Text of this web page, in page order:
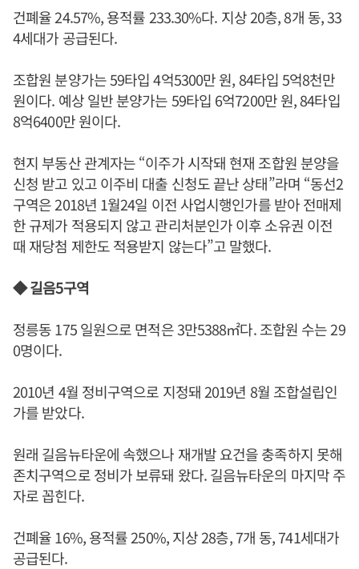
건폐율 24.57%, 용적률 233.30%다. 지상 20층, 8개 동, 33
4세대가 공급된다.
조합원 분양가는 59타입 4억5300만 원, 84타입 5억8천만
원이다. 예상 일반 분양가는 59타입 6억7200만 원, 84타입
8억6400만 원이다.
현지 부동산 관계자는 “이주가 시작돼 현재 조합원 분양을
신청 받고 있고 이주비 대출 신청도 끝난 상태”라며 “동선2
구역은 2018년 1월24일 이전 사업시행인가를 받아 전매제
한 규제가 적용되지 않고 관리처분인가 이후 소유권 이전
때 재당첨 제한도 적용받지 않는다”고 말했다.
◆ 길음5구역
정릉동 175 일원으로 면적은 3만5388㎡다. 조합원 수는 29
0명이다.
2010년 4월 정비구역으로 지정돼 2019년 8월 조합설립인
가를 받았다.
원래 길음뉴타운에 속했으나 재개발 요건을 충족하지 못해
존치구역으로 정비가 보류돼 왔다. 길음뉴타운의 마지막 주
자로 꼽힌다.
건폐율 16%, 용적률 250%, 지상 28층, 7개 동, 741세대가
공급된다.